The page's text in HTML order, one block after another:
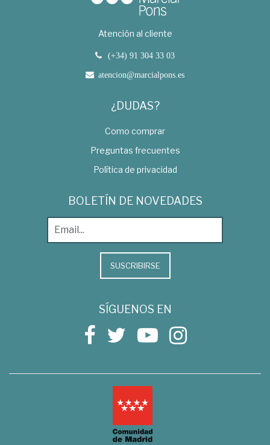
Atención al cliente
(+34) 91 304 33 03
atencion@marcialpons.es
¿DUDAS?
Como comprar
Preguntas frecuentes
Política de privacidad
BOLETÍN DE NOVEDADES
SUSCRIBIRSE
SÍGUENOS EN